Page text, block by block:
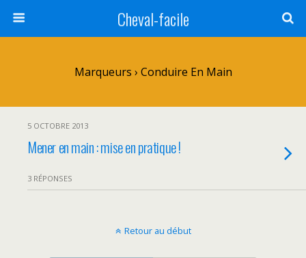
Cheval-facile
Marqueurs › Conduire En Main
5 OCTOBRE 2013
Mener en main : mise en pratique !
3 RÉPONSES
Retour au début